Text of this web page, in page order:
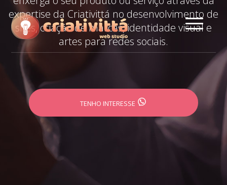
expertise da Criativittá no desenvolvimento de
sites, criação de marcas, identidade visual e
artes para redes sociais.
TENHO INTERESSE